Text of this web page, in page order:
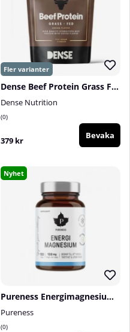
Dense Beef Protein Grass Fed, 500 g
Dense Nutrition
0
379 kr Bevaka
Nyhet
Pureness Energimagnesium, 120 caps
Pureness
0